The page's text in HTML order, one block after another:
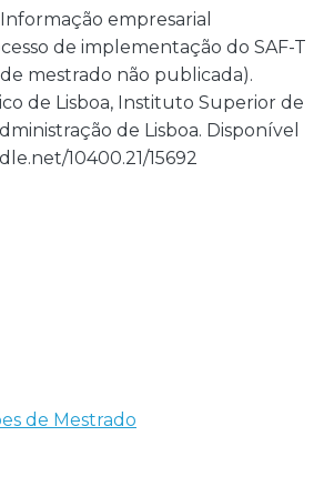
Informação empresarial
de implementação do SAF-T
mestrado não publicada).
de Lisboa, Instituto Superior de
de Lisboa. Disponível
10400.21/15692
de Mestrado